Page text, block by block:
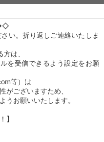
い。折り返しご連絡いたしま
は、
を受信できるよう設定をお願
等）は
がございますため、
うお願いいたします。
】